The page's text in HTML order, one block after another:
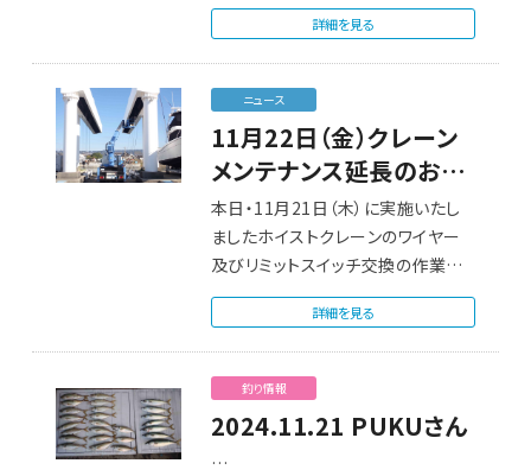
詳細を見る
ニュース
11月22日（金）クレーン
メンテナンス延長のお知
らせ
本日・11月21日（木）に実施いたし
ましたホイストクレーンのワイヤー
及びリミットスイッチ交換の作業で
すが、予定…
詳細を見る
釣り情報
2024.11.21 PUKUさん
…